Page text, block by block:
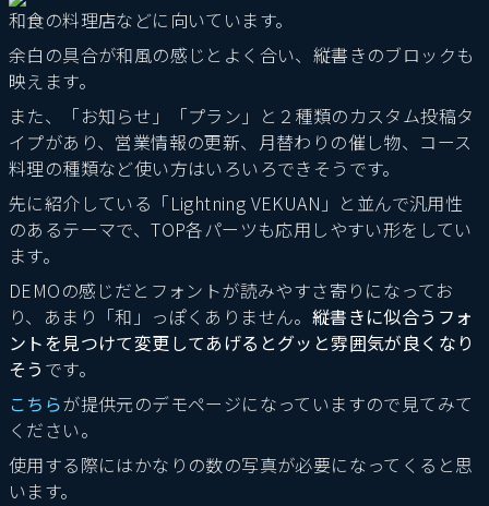
和食の料理店などに向いています。
余白の具合が和風の感じとよく合い、縦書きのブロックも
映えます。
また、「お知らせ」「プラン」と２種類のカスタム投稿タ
イプがあり、営業情報の更新、月替わりの催し物、コース
料理の種類など使い方はいろいろできそうです。
先に紹介している「Lightning VEKUAN」と並んで汎用性
のあるテーマで、TOP各パーツも応用しやすい形をしてい
ます。
DEMOの感じだとフォントが読みやすさ寄りになってお
り、あまり「和」っぽくありません。 縦書きに似合うフォ
ントを見つけて変更してあげるとグッと雰囲気が良くなり
そう です。
こちらが提供元のデモページになっていますので見てみて
ください。
使用する際にはかなりの数の写真が必要になってくると思
います。